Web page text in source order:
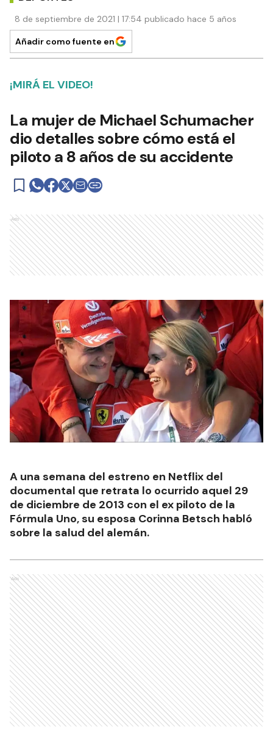
8 de septiembre de 2021 | 17:54 publicado hace 5 años
Añadir como fuente en
¡MIRÁ EL VIDEO!
La mujer de Michael Schumacher
dio detalles sobre cómo está el
piloto a 8 años de su accidente
Ads
A una semana del estreno en Netflix del
documental que retrata lo ocurrido aquel 29
de diciembre de 2013 con el ex piloto de la
Fórmula Uno, su esposa Corinna Betsch habló
sobre la salud del alemán.
Ads